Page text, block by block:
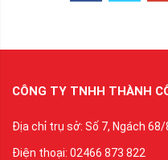
CÔNG TY TNHH THÀNH
Địa chỉ trụ sở: Số 7, Ngách 68/
Điện thoại: 02466 873 822